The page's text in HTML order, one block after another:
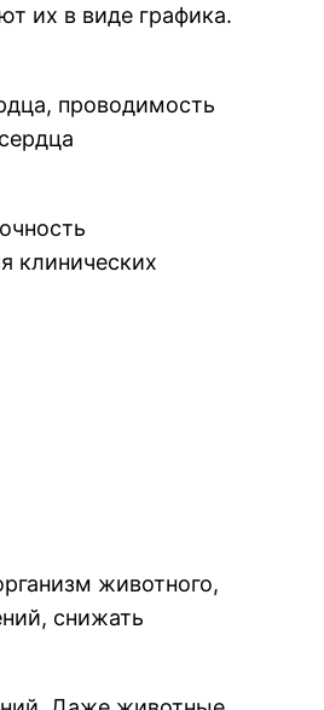
их в виде графика.
проводимость
клинических
животного,
снижать